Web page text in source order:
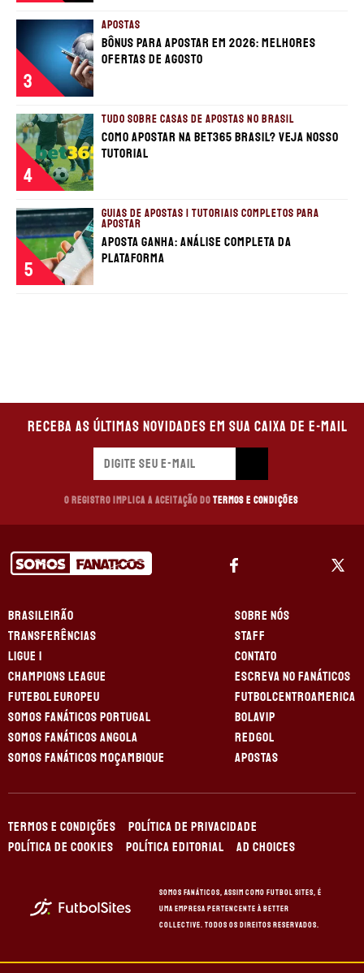
3
APOSTAS
Bônus para apostar em 2026: Melhores
ofertas de Agosto
4
TUDO SOBRE CASAS DE APOSTAS NO BRASIL
Como apostar na Bet365 Brasil? Veja nosso
tutorial
5
GUIAS DE APOSTAS | TUTORIAIS COMPLETOS PARA
APOSTAR
Aposta Ganha: análise completa da
plataforma
Receba as últimas novidades em sua caixa de e-mail
O registro implica a aceitação do Termos e Condições
BRASILEIRÃO
TRANSFERÊNCIAS
LIGUE 1
CHAMPIONS LEAGUE
FUTEBOL EUROPEU
SOMOS FANÁTICOS PORTUGAL
SOMOS FANÁTICOS ANGOLA
SOMOS FANÁTICOS MOÇAMBIQUE
SOBRE NÓS
STAFF
CONTATO
ESCREVA NO FANÁTICOS
FUTBOLCENTROAMERICA
BOLAVIP
REDGOL
APOSTAS
TERMOS E CONDIÇÕES
POLÍTICA DE PRIVACIDADE
POLÍTICA DE COOKIES
POLÍTICA EDITORIAL AD CHOICES
Somos Fanáticos, assim como Futbol Sites, é
uma empresa pertencente à Better
Collective. Todos os direitos reservados.